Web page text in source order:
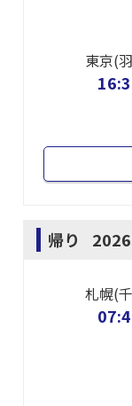
東京(
帰り
札幌(